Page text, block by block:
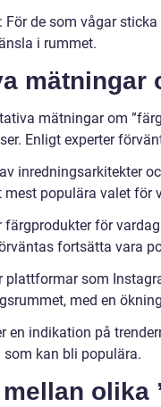
För de som vågar
i rummet.
mätningar
mätningar om
Enligt experter
inredningsarkitekter
mest populära valet för
för
fortsätta vara
plattformar som
med en
en indikation på
kan bli populära.
olika